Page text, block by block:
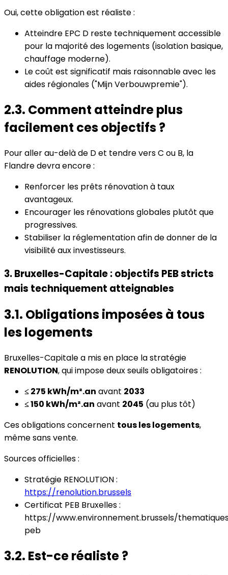
Oui, cette obligation est réaliste :
Atteindre EPC D reste techniquement accessible
pour la majorité des logements (isolation basique,
chauffage moderne).
Le coût est significatif mais raisonnable avec les
aides régionales ("Mijn Verbouwpremie").
2.3. Comment atteindre plus
facilement ces objectifs ?
Pour aller au-delà de D et tendre vers C ou B, la
Flandre devra encore :
Renforcer les prêts rénovation à taux
avantageux.
Encourager les rénovations globales plutôt que
progressives.
Stabiliser la réglementation afin de donner de la
visibilité aux investisseurs.
3. Bruxelles-Capitale : objectifs PEB stricts
mais techniquement atteignables
3.1. Obligations imposées à tous
les logements
Bruxelles-Capitale a mis en place la stratégie
RENOLUTION, qui impose deux seuils obligatoires :
≤ 275 kWh/m².an avant 2033
≤ 150 kWh/m².an avant 2045 (au plus tôt)
Ces obligations concernent tous les logements,
même sans vente.
Sources officielles :
Stratégie RENOLUTION :
https://renolution.brussels
Certificat PEB Bruxelles :
https://www.environnement.brussels/
peb
3.2. Est-ce réaliste ?